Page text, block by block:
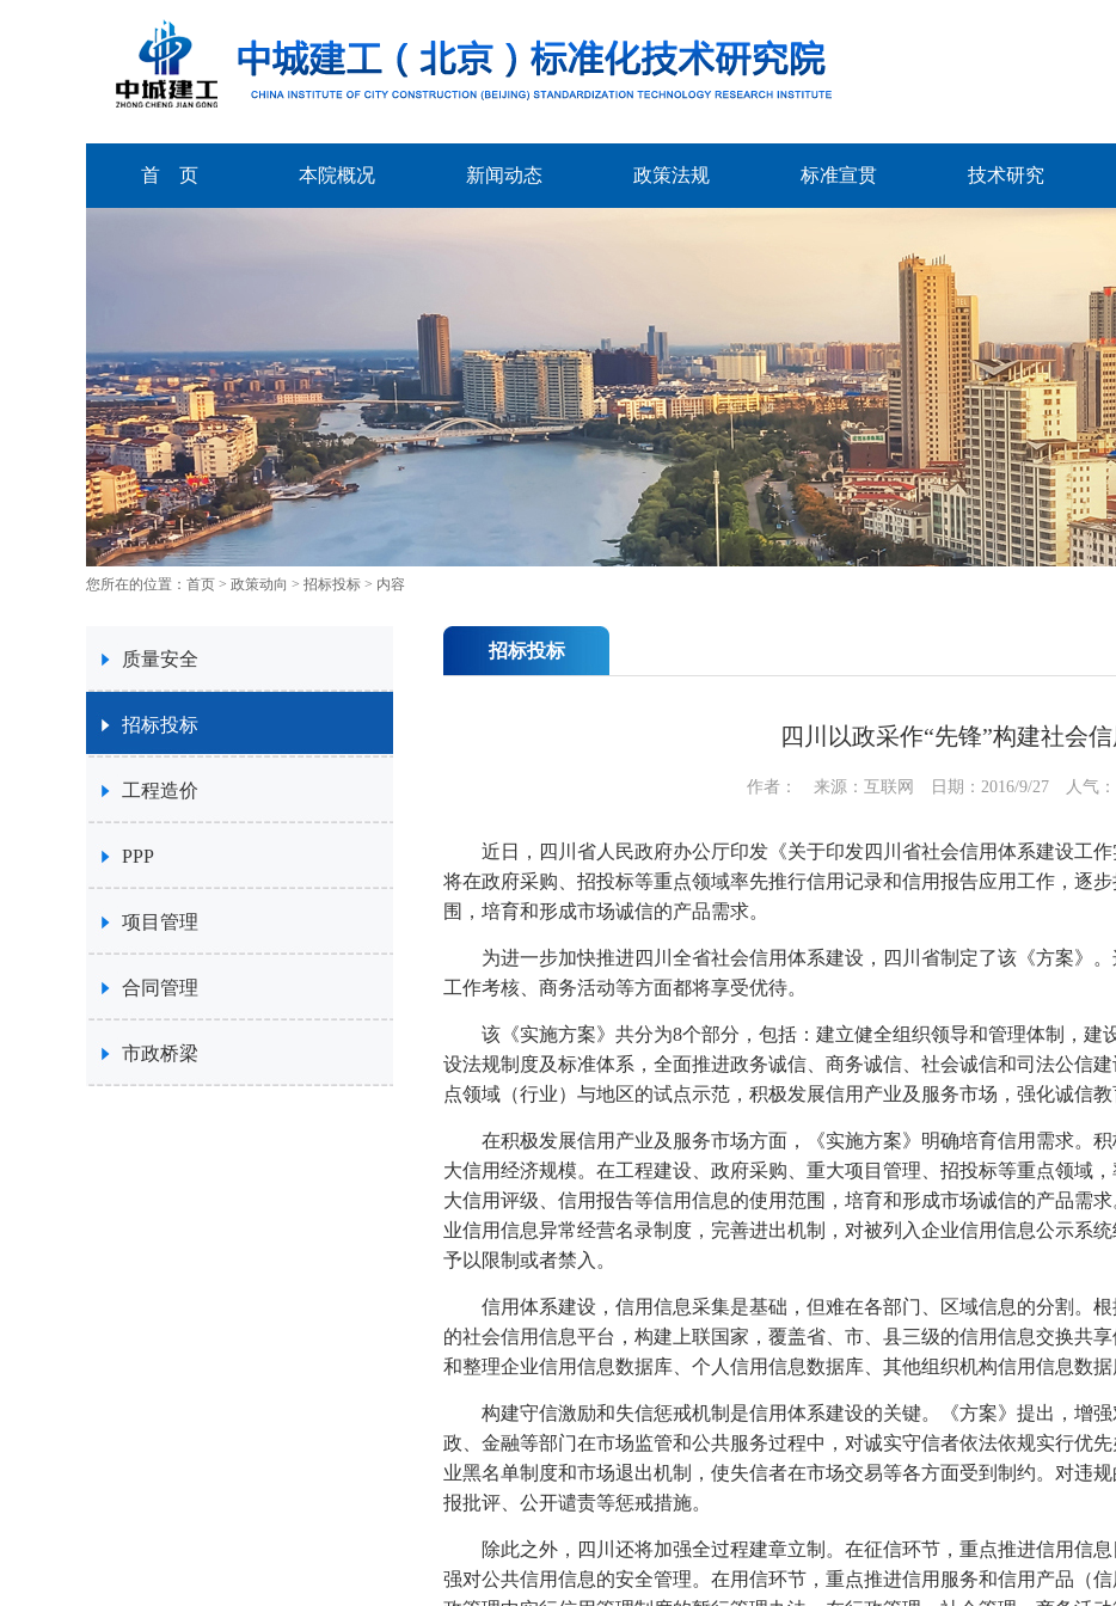
首 页 本院概况 新闻动态 政策法规 标准宣贯 技术研究
您所在的位置： 首页 > 政策动向 > 招标投标 > 内容
质量安全
招标投标
工程造价
PPP
项目管理
合同管理
市政桥梁
招标投标
四川以政采作“先锋”构建社会
作者： 来源：互联网 日期：2016/9/27 人气：
近日，四川省人民政府办公厅印发《关于印发四川省社会信用体系建设工
将在政府采购、招投标等重点领域率先推行信用记录和信用报告应用工作，逐
围，培育和形成市场诚信的产品需求。
为进一步加快推进四川全省社会信用体系建设，四川省制定了该《方案》
工作考核、商务活动等方面都将享受优待。
该《实施方案》共分为8个部分，包括：建立健全组织领导和管理体制，建
设法规制度及标准体系，全面推进政务诚信、商务诚信、社会诚信和司法公信
点领域（行业）与地区的试点示范，积极发展信用产业及服务市场，强化诚信教
在积极发展信用产业及服务市场方面，《实施方案》明确培育信用需求。
大信用经济规模。在工程建设、政府采购、重大项目管理、招投标等重点领域
大信用评级、信用报告等信用信息的使用范围，培育和形成市场诚信的产品需
业信用信息异常经营名录制度，完善进出机制，对被列入企业信用信息公示系
予以限制或者禁入。
信用体系建设，信用信息采集是基础，但难在各部门、区域信息的分割。
的社会信用信息平台，构建上联国家，覆盖省、市、县三级的信用信息交换共
和整理企业信用信息数据库、个人信用信息数据库、其他组织机构信用信息数据
构建守信激励和失信惩戒机制是信用体系建设的关键。《方案》提出，增
政、金融等部门在市场监管和公共服务过程中，对诚实守信者依法依规实行优
业黑名单制度和市场退出机制，使失信者在市场交易等各方面受到制约。对违
报批评、公开谴责等惩戒措施。
除此之外，四川还将加强全过程建章立制。在征信环节，重点推进信用信
强对公共信用信息的安全管理。在用信环节，重点推进信用服务和信用产品（